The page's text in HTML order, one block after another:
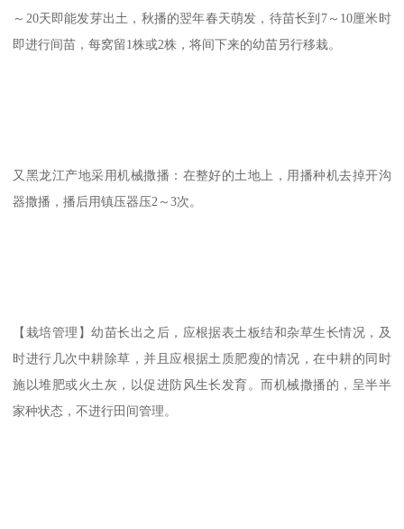
～20天即能发芽出土，秋播的翌年春天萌发，待苗长到7～10厘米时
即进行间苗，每窝留1株或2株，将间下来的幼苗另行移栽。
又黑龙江产地采用机械撒播：在整好的土地上，用播种机去掉开沟
器撒播，播后用镇压器压2～3次。
【栽培管理】幼苗长出之后，应根据表土板结和杂草生长情况，及
时进行几次中耕除草，并且应根据土质肥瘦的情况，在中耕的同时
施以堆肥或火土灰，以促进防风生长发育。而机械撒播的，呈半半
家种状态，不进行田间管理。